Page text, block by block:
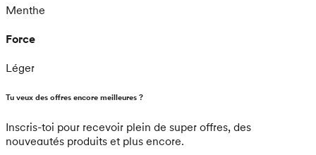
Menthe
Force
Léger
Tu veux des offres encore meilleures ?
Inscris-toi pour recevoir plein de super offres, des
nouveautés produits et plus encore.